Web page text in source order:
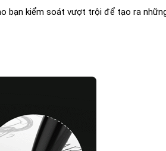
bạn kiểm soát vượt trội để tạo ra